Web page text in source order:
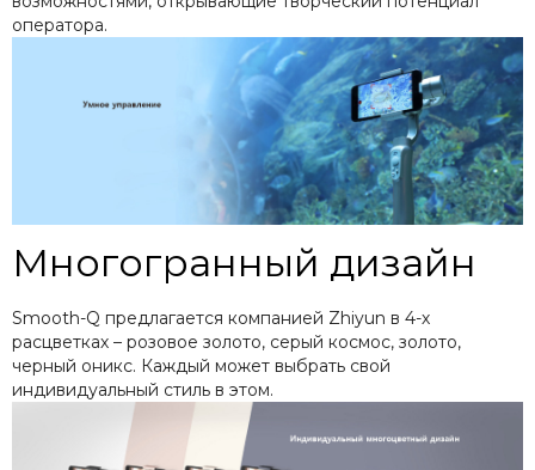
оператора.
Многогранный дизайн
Smooth-Q предлагается компанией Zhiyun в 4-х
расцветках – розовое золото, серый космос, золото,
черный оникс. Каждый может выбрать свой
индивидуальный стиль в этом.